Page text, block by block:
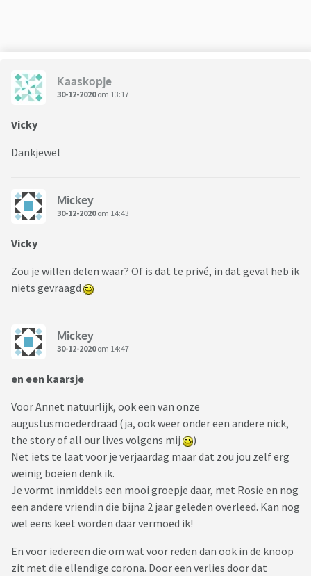
Kaaskopje
30-12-2020om 13:17
Vicky
Dankjewel
Mickey
30-12-2020om 14:43
Vicky
Zou je willen delen waar? Of is dat te privé, in dat geval heb ik
niets gevraagd
Mickey
30-12-2020om 14:47
en een kaarsje
Voor Annet natuurlijk, ook een van onze
augustusmoederdraad (ja, ook weer onder een andere nick,
the story of all our lives volgens mij
)
Net iets te laat voor je verjaardag maar dat zou jou zelf erg
weinig boeien denk ik.
Je vormt inmiddels een mooi groepje daar, met Rosie en nog
een andere vriendin die bijna 2 jaar geleden overleed. Kan nog
wel eens keet worden daar vermoed ik!
En voor iedereen die om wat voor reden dan ook in de knoop
zit met die ellendige corona. Door een verlies door dat